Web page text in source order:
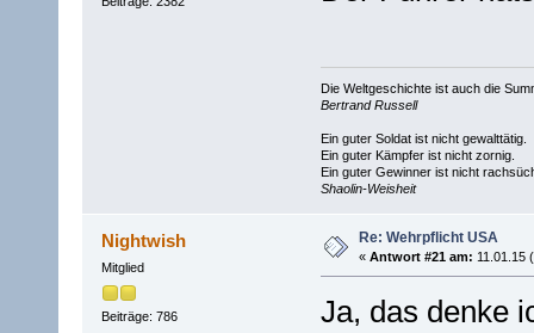
Die Weltgeschichte ist auch die
Bertrand Russell
Ein guter Soldat ist nicht gewalttätig.
Ein guter Kämpfer ist nicht zornig.
Ein guter Gewinner ist nicht
Shaolin-Weisheit
Nightwish
Mitglied
Beiträge: 786
Re: Wehrpflicht USA
« Antwort #21 am: 11.01.15
Ja, das denke